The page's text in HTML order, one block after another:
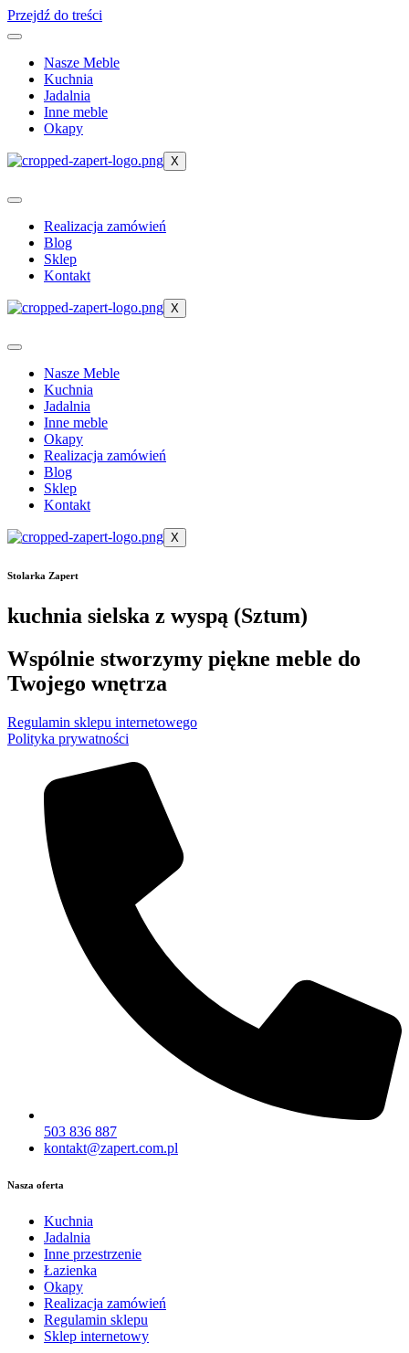
Przejdź do treści
Nasze Meble
Kuchnia
Jadalnia
Inne meble
Okapy
X
Realizacja zamówień
Blog
Sklep
Kontakt
X
Nasze Meble
Kuchnia
Jadalnia
Inne meble
Okapy
Realizacja zamówień
Blog
Sklep
Kontakt
X
Stolarka Zapert
kuchnia sielska z wyspą (Sztum)
Wspólnie stworzymy piękne meble do
Twojego wnętrza
Regulamin sklepu internetowego
Polityka prywatności
503 836 887
kontakt@zapert.com.pl
Nasza oferta
Kuchnia
Jadalnia
Inne przestrzenie
Łazienka
Okapy
Realizacja zamówień
Regulamin sklepu
Sklep internetowy